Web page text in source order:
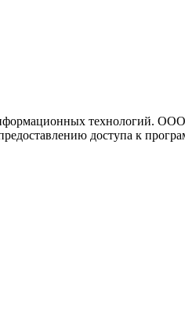
технологий. ООО
доступа к